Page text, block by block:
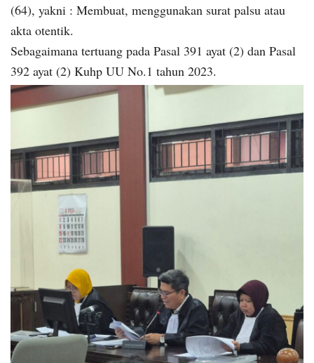
(64), yakni : Membuat, menggunakan surat palsu atau
akta otentik.
Sebagaimana tertuang pada Pasal 391 ayat (2) dan Pasal
392 ayat (2) Kuhp UU No.1 tahun 2023.